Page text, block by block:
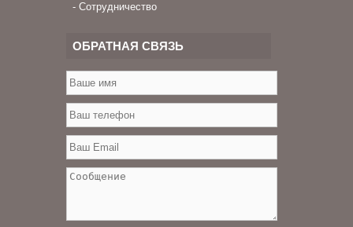
Сотрудничество
ОБРАТНАЯ СВЯЗЬ